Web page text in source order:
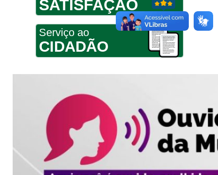
SATISFAÇÃO
Serviço ao
CIDADÃO